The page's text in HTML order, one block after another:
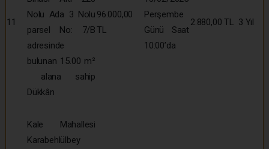
11
Nolu Ada 3 Nolu
parsel No: 7/B
adresinde
bulunan 15.00 m²
alana sahip
Dükkân
96.000,00
TL
Perşembe
Günü Saat
10:00’da
2.880,00 TL 3 Yıl
Kale Mahallesi
Karabehlülbey